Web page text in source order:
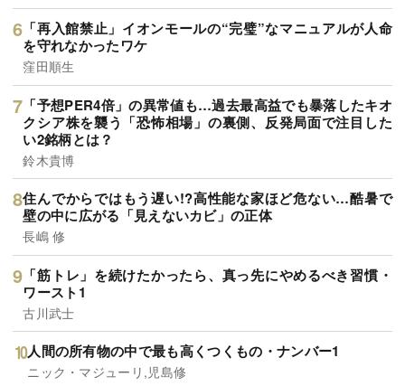
「再入館禁止」イオンモールの“完璧”なマニュアルが人命
を守れなかったワケ
窪田順生
「予想PER4倍」の異常値も…過去最高益でも暴落したキオ
クシア株を襲う「恐怖相場」の裏側、反発局面で注目した
い2銘柄とは？
鈴木貴博
住んでからではもう遅い!?高性能な家ほど危ない…酷暑で
壁の中に広がる「見えないカビ」の正体
長嶋 修
「筋トレ」を続けたかったら、真っ先にやめるべき習慣・
ワースト1
古川武士
人間の所有物の中で最も高くつくもの・ナンバー1
ニック・マジューリ,児島修